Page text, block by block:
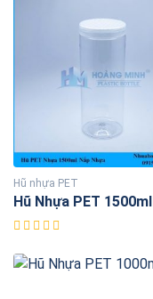
Hũ nhựa PET
Hũ Nhựa PET 1500ml